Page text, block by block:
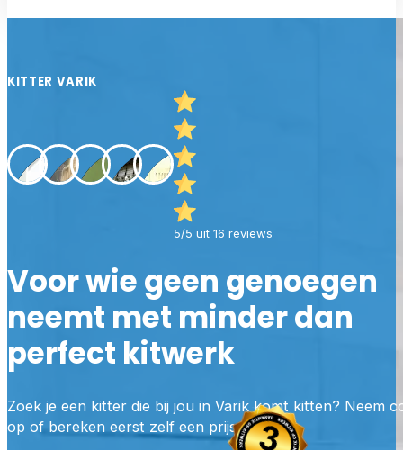
KITTER VARIK
5/5 uit 16 reviews
Voor wie geen genoegen
neemt met minder dan
perfect kitwerk
Zoek je een kitter die bij jou in Varik komt kitten? Neem
op of bereken eerst zelf een prijs.